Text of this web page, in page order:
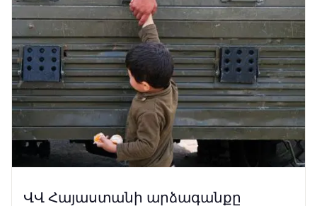
ՎՎ Հայաստանի արձագանքը